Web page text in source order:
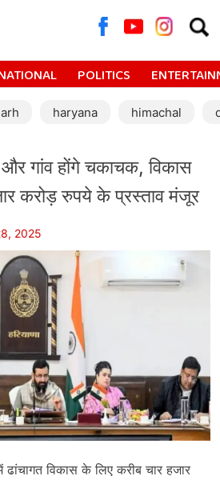
for:
POLITICS
haryana himachal
गांव होंगे चकाचक, विकास
करोड़ रुपये के प्रस्ताव मंजूर
2025
ढांचागत विकास के लिए करीब चार हजार